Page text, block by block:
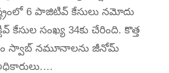
6 పాజిటివ్ కేసులు నమోదు
సంఖ్య 34కు చేరింది. కొత్త
స్వాబ్ నమూనాలను జీనోమ్